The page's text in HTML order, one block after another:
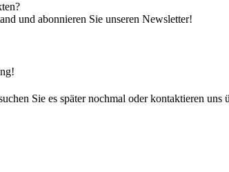
und abonnieren Sie unseren Newsletter!
Sie es später nochmal oder kontaktieren